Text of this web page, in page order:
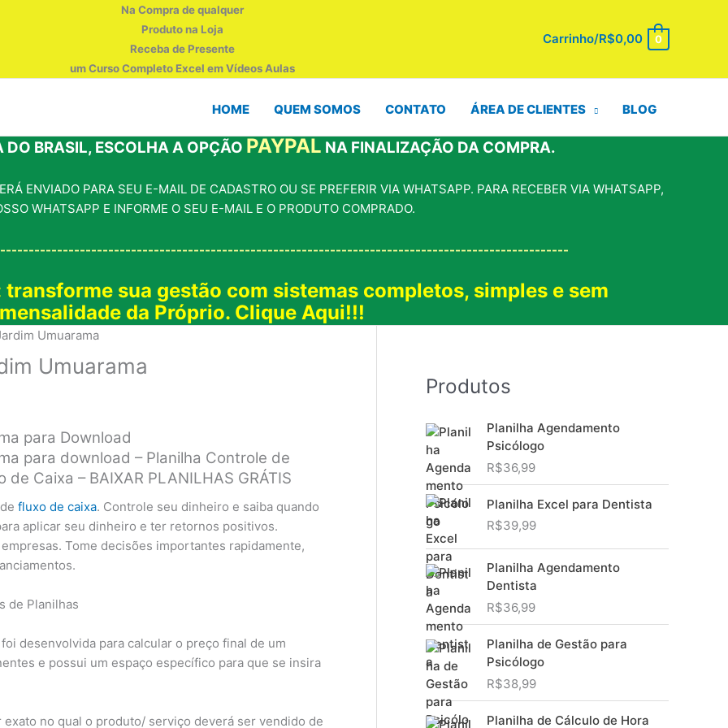
Na Compra de qualquer
Produto na Loja
Receba de Presente
um Curso Completo Excel em Vídeos Aulas
Carrinho/R$0,00 0
HOME QUEM SOMOS CONTATO ÁREA DE CLIENTES BLOG
DO BRASIL, ESCOLHA A OPÇÃO PAYPAL NA FINALIZAÇÃO DA COMPRA.
ENVIADO PARA SEU E-MAIL DE CADASTRO OU SE PREFERIR VIA WHATSAPP. PARA RECEBER VIA WHATSAPP,
WHATSAPP E INFORME O SEU E-MAIL E O PRODUTO COMPRADO.
sua gestão com sistemas completos, simples e sem
mensalidade da Próprio. Clique Aqui!!!
Umuarama
Umuarama
para Download
para download – Planilha Controle de
Caixa – BAIXAR PLANILHAS GRÁTIS
fluxo de caixa. Controle seu dinheiro e saiba quando
aplicar seu dinheiro e ter retornos positivos.
Tome decisões importantes rapidamente,
desenvolvida para calcular o preço final de um
e possui um espaço específico para que se insira
no qual o produto/ serviço deverá ser vendido de
Produtos
Planilha Agendamento
Psicólogo
R$36,99
Planilha Excel para Dentista
R$39,99
Planilha Agendamento
Dentista
R$36,99
Planilha de Gestão para
Psicólogo
R$38,99
Planilha de Cálculo de Hora